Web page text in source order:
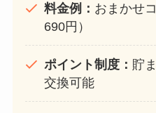
料金例： おまかせ
690円）
ポイント制度： 貯
交換可能